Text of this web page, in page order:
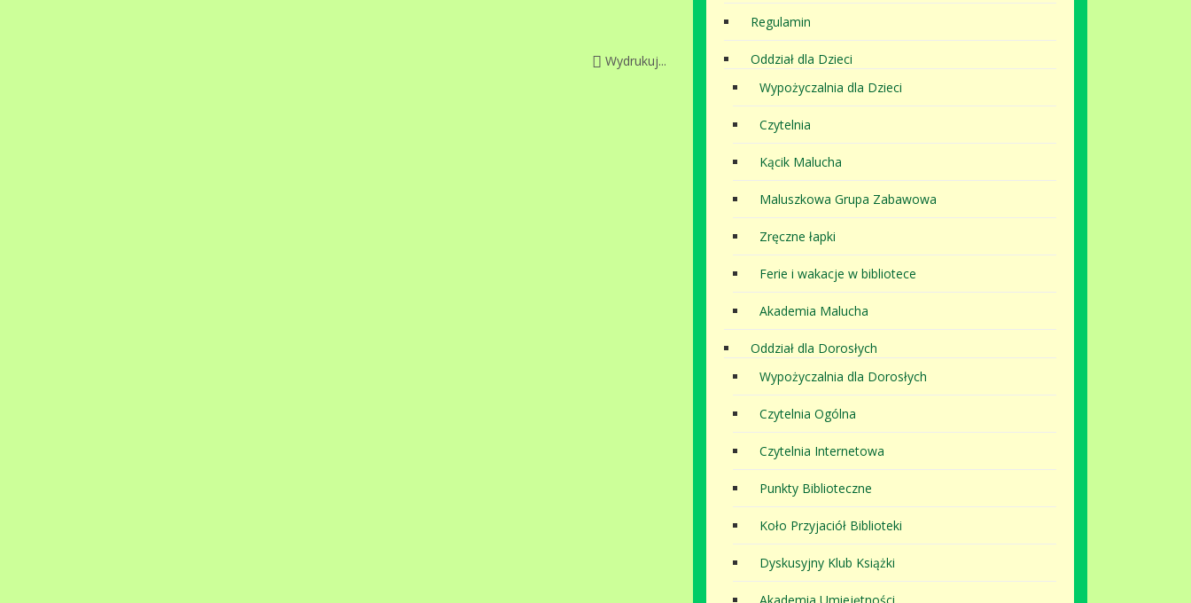
Wydrukuj...
Regulamin
Oddział dla Dzieci
Wypożyczalnia dla Dzieci
Czytelnia
Kącik Malucha
Maluszkowa Grupa Zabawowa
Zręczne łapki
Ferie i wakacje w bibliotece
Akademia Malucha
Oddział dla Dorosłych
Wypożyczalnia dla Dorosłych
Czytelnia Ogólna
Czytelnia Internetowa
Punkty Biblioteczne
Koło Przyjaciół Biblioteki
Dyskusyjny Klub Książki